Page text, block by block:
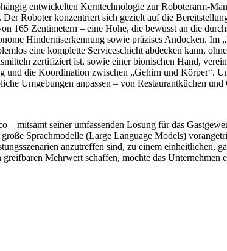
entwickelten Kerntechnologie zur Roboterarm-
Roboter konzentriert sich gezielt auf die
165 Zentimetern – eine Höhe, die bewusst an die
Hinderniserkennung sowie präzises Andocken.
eine komplette Serviceschicht abdecken kann,
zertifiziert ist, sowie einer bionischen Hand,
die Koordination zwischen „Gehirn und Körper“.
Umgebungen anpassen – von Restaurantküchen
mitsamt seiner umfassenden Lösung für das
Sprachmodelle (Large Language Models)
anzutreffen sind, zu einem einheitlichen,
Mehrwert schaffen, möchte das Unternehmen